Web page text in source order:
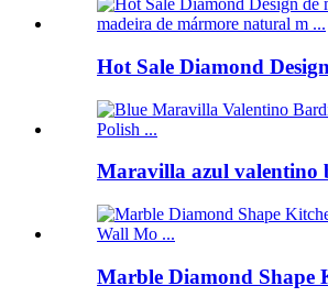
Hot Sale Diamond
Maravilla azul valentino
Marble Diamond Shape